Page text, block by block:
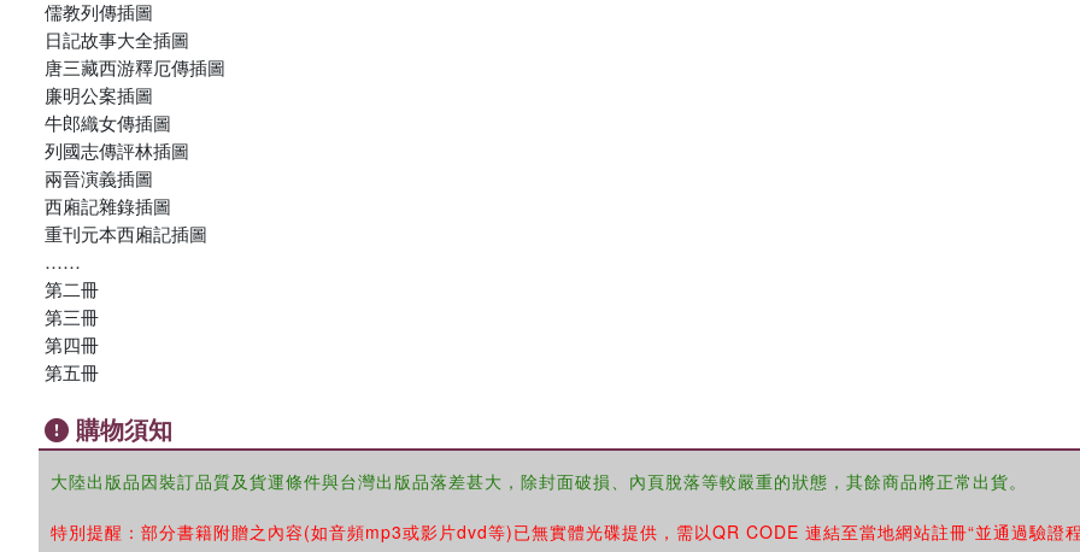
儒教列傳插圖
日記故事大全插圖
唐三藏西游釋厄傳插圖
廉明公案插圖
牛郎織女傳插圖
列國志傳評林插圖
兩晉演義插圖
西廂記雜錄插圖
重刊元本西廂記插圖
……
第二冊
第三冊
第四冊
第五冊
購物須知
大陸出版品因裝訂品質及貨運條件與台灣出版品落差甚大，除封面破損、內頁脫落等較嚴重的狀態，其餘商品將正常出貨。
特別提醒：部分書籍附贈之內容(如音頻mp3或影片dvd等)已無實體光碟提供，需以QR CODE 連結至當地網站註冊“並通過驗證程